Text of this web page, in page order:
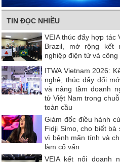
TIN ĐỌC NHIỀU
VEIA thúc đẩy hợp tác
Brazil, mở rộng kết
nghiệp điện tử và công
ITWA Vietnam 2026:
nghệ, thúc đẩy đổi
và nâng tầm doanh
tử Việt Nam trong
toàn cầu
Giám đốc điều hành
Fidji Simo, cho biết bà
vì bệnh mãn tính và
làm cố vấn
VEIA kết nối doanh